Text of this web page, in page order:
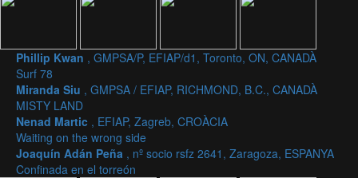
Phillip Kwan , GMPSA/P, EFIAP/d1, Toronto, ON, CANADÀ
Surf 78
Miranda Siu , GMPSA / EFIAP, RICHMOND, B.C., CANADÀ
MISTY LAND
Nenad Martic , EFIAP, Zagreb, CROÀCIA
Waiting on the wrong side
Joaquín Adán Peña , nº socio rsfz 2641, Zaragoza, ESPANYA
Confinada en el torreón